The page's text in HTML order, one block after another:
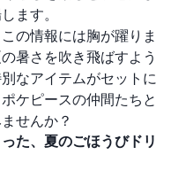
ます。
の情報には胸が躍りま
暑さを吹き飛ばすよう
なアイテムがセットに
ケピースの仲間たちと
せんか？
た、夏のごほうびドリ